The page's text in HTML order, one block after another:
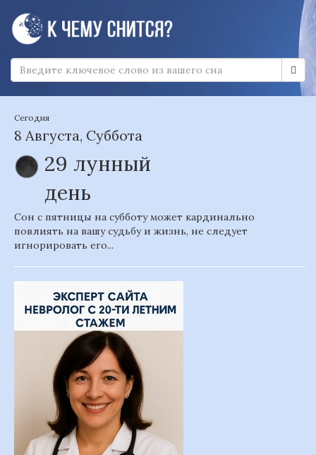
Сегодня
8 Августа, Суббота
29 лунный
день
Сон с пятницы на субботу может кардинально
повлиять на вашу судьбу и жизнь, не следует
игнорировать его...